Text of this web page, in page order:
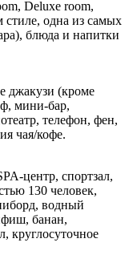
Deluxe room,
стиле, одна из самых
блюда и напитки
джакузи (кроме
мини-бар,
телефон, фен,
чая/кофе.
центр, спортзал,
130 человек,
водный
банан,
круглосуточное